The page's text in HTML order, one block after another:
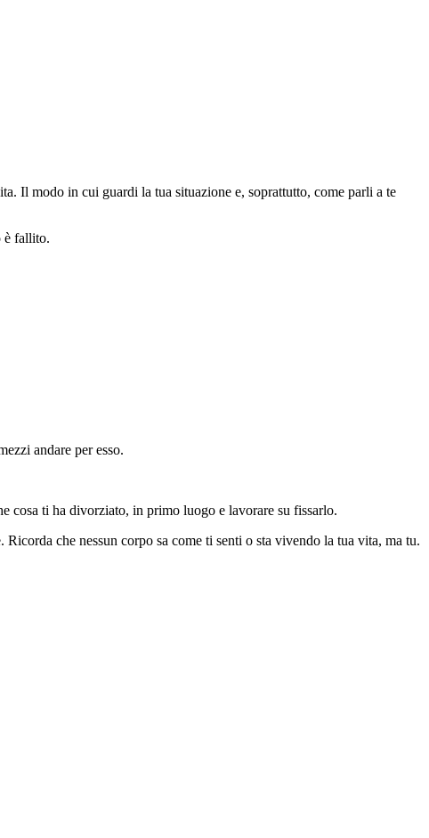
Il modo in cui guardi la tua situazione e, soprattutto, come parli a te
è fallito.
andare per esso.
cosa ti ha divorziato, in primo luogo e lavorare su fissarlo.
che nessun corpo sa come ti senti o sta vivendo la tua vita, ma tu.